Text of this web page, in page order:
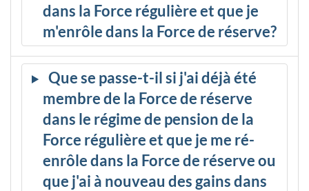
dans la Force régulière et que je
m'enrôle dans la Force de réserve?
Que se passe-t-il si j'ai déjà été
membre de la Force de réserve
dans le régime de pension de la
Force régulière et que je me ré-
enrôle dans la Force de réserve ou
que j'ai à nouveau des gains dans